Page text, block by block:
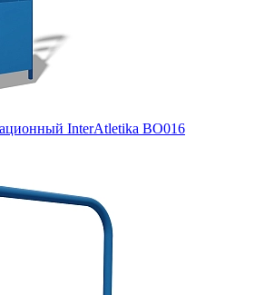
InterAtletika BO016